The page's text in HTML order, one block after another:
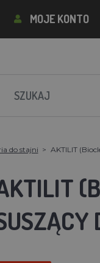
MOJE KONTO
do stajni AKTILIT